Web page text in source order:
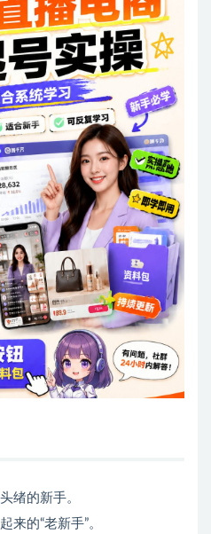
绪的新手。
来的“老新手”。